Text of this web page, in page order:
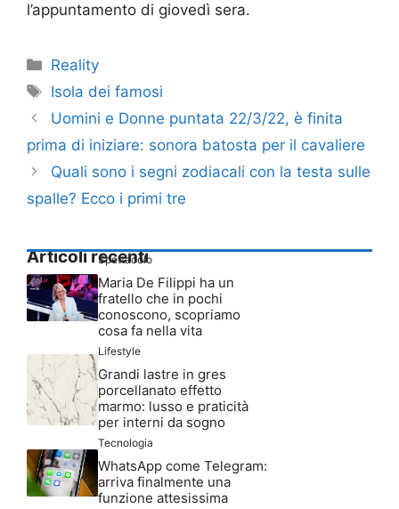
l’appuntamento di giovedì sera.
Categorie
Reality
Tag
Isola dei famosi
Uomini e Donne puntata 22/3/22, è finita
prima di iniziare: sonora batosta per il cavaliere
Quali sono i segni zodiacali con la testa sulle
spalle? Ecco i primi tre
Articoli recenti
Spettacolo
Maria De Filippi ha un
fratello che in pochi
conoscono, scopriamo
cosa fa nella vita
Lifestyle
Grandi lastre in gres
porcellanato effetto
marmo: lusso e praticità
per interni da sogno
Tecnologia
WhatsApp come Telegram:
arriva finalmente una
funzione attesissima